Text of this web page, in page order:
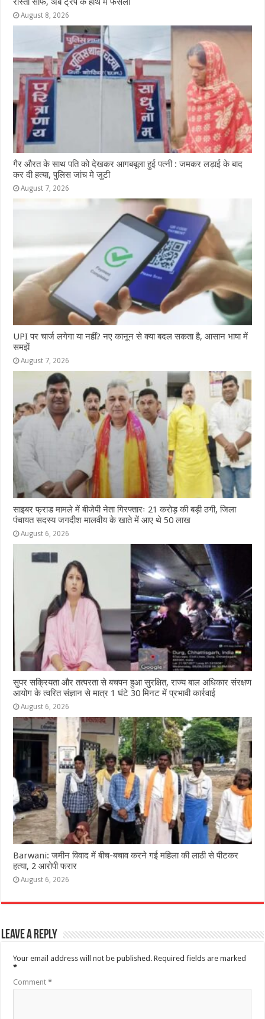
August 8, 2026
गैर औरत के साथ पति को देखकर आगबबूला हुई पत्नी : जमकर लड़ाई के बाद
कर दी हत्या, पुलिस जांच मे जुटी
August 7, 2026
UPI पर चार्ज लगेगा या नहीं? नए कानून से क्या बदल सकता है, आसान भाषा में
समझें
August 7, 2026
साइबर फ्राड मामले में बीजेपी नेता गिरफ्तारः 21 करोड़ की बड़ी ठगी, जिला
पंचायत सदस्य जगदीश मालवीय के खाते में आए थे 50 लाख
August 6, 2026
सुपर सक्रियता और तत्परता से बचपन हुआ सुरक्षित, राज्य बाल अधिकार संरक्षण
आयोग के त्वरित संज्ञान से मात्र 1 घंटे 30 मिनट में प्रभावी कार्रवाई
August 6, 2026
Barwani: जमीन विवाद में बीच-बचाव करने गई महिला की लाठी से पीटकर
हत्या, 2 आरोपी फरार
August 6, 2026
Leave a Reply
Your email address will not be published. Required fields are marked
*
Comment*